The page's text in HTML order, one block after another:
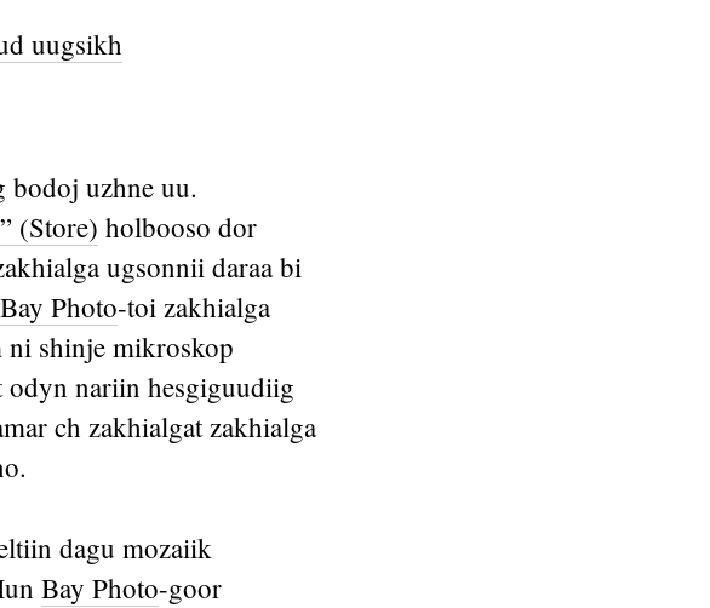
uugsikh
bodoj uzhne uu.
(Store) holbooso dor
ugsonnii daraa bi
Bay Photo-toi zakhialga
shinje mikroskop
odyn nariin hesgiguudiig
ch zakhialgat zakhialga
dagu mozaiik
Bay Photo-goor